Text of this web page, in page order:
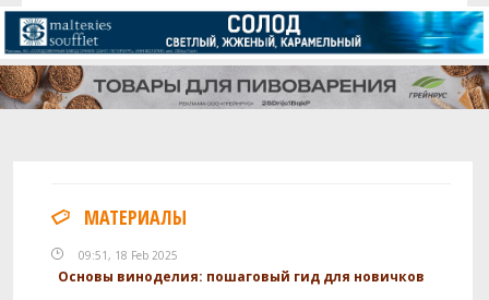
Danstar - Nottingham Ale Yeast
Посмотреть рецепт полностью
МАТЕРИАЛЫ
09:51, 18 Feb 2025
Основы виноделия: пошаговый гид для новичков